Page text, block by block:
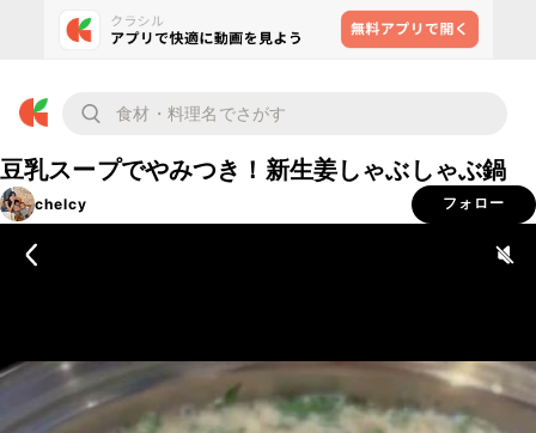
豆乳スープでやみつき！新生姜しゃぶしゃぶ鍋
chelcy フォロー